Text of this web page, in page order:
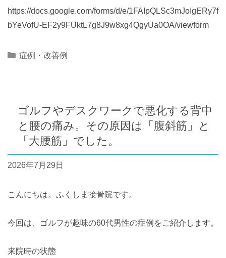
https://docs.google.com/forms/d/e/1FAIpQLSc3mJoIgERy7f
bYeVofU-EF2y9FUktL7g8J9w8xg4QgyUa0OA/viewform
Categories
症例・改善例
ゴルフやデスクワークで悪化する背中
と腰の痛み。その原因は「腹斜筋」と
「大腰筋」でした。
2026年7月29日
こんにちは。ふくしま接骨院です。
今回は、ゴルフが趣味の60代男性の症例をご紹介します。
来院時の状態